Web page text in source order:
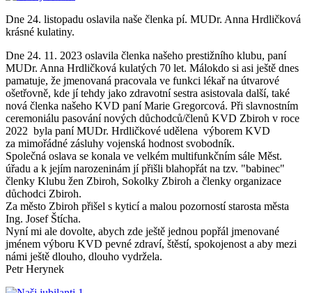
Dne 24. listopadu oslavila naše členka pí. MUDr. Anna Hrdličková
krásné kulatiny.
Dne 24. 11. 2023 oslavila členka našeho prestižního klubu, paní
MUDr. Anna Hrdličková kulatých 70 let. Málokdo si asi ještě dnes
pamatuje, že jmenovaná pracovala ve funkci lékař na útvarové
ošetřovně, kde jí tehdy jako zdravotní sestra asistovala další, také
nová členka našeho KVD paní Marie Gregorcová. Při slavnostním
ceremoniálu pasování nových důchodců/členů KVD Zbiroh v roce
2022 byla paní MUDr. Hrdličkové udělena výborem KVD
za mimořádné zásluhy vojenská hodnost svobodník.
Společná oslava se konala ve velkém multifunkčním sále Měst.
úřadu a k jejím narozeninám jí přišli blahopřát na tzv. "babinec"
členky Klubu žen Zbiroh, Sokolky Zbiroh a členky organizace
důchodci Zbiroh.
Za město Zbiroh přišel s kyticí a malou pozorností starosta města
Ing. Josef Štícha.
Nyní mi ale dovolte, abych zde ještě jednou popřál jmenované
jménem výboru KVD pevné zdraví, štěstí, spokojenost a aby mezi
námi ještě dlouho, dlouho vydržela.
Petr Herynek